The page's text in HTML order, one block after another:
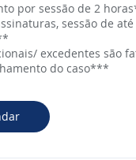
por sessão de 2
sessão de
excedentes são
do caso***